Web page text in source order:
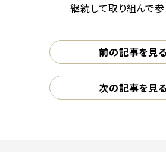
継続して取り組んで参
前の記事を見る
次の記事を見る